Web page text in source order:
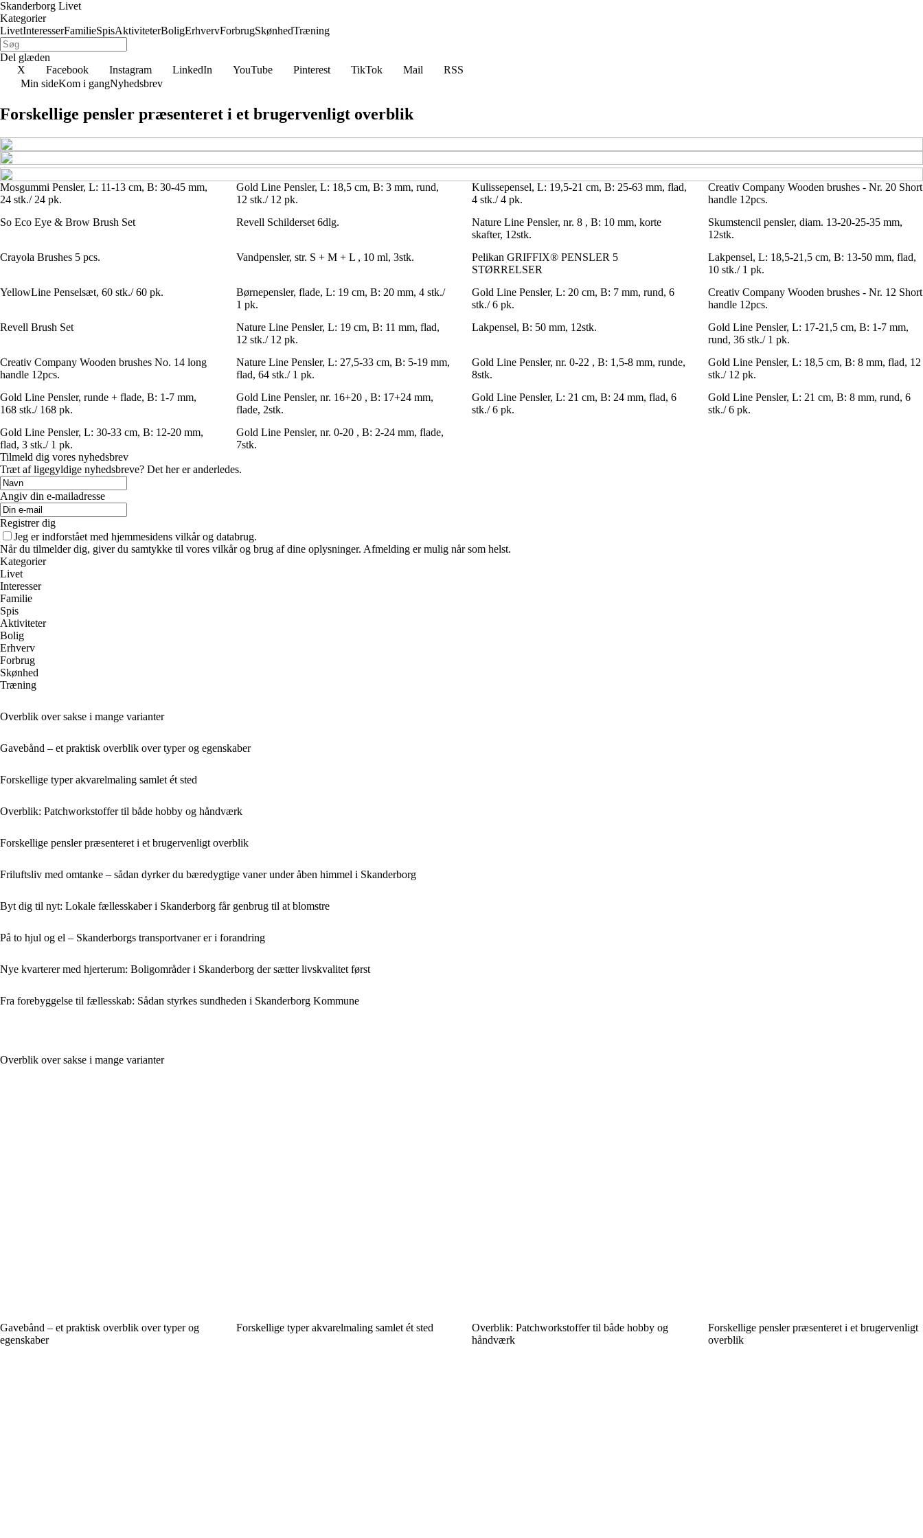
Skanderborg Livet
Kategorier
LivetInteresserFamilieSpisAktiviteterBoligErhvervForbrugSkønhedTræning
Del glæden
X
Facebook Instagram LinkedIn YouTube Pinterest TikTok Mail
RSS
Min sideKom i gangNyhedsbrev
Forskellige pensler præsenteret i et brugervenligt overblik
Mosgummi Pensler, L: 11-13 cm, B: 30-45 mm,
24 stk./ 24 pk.
Gold Line Pensler, L: 18,5 cm, B: 3 mm, rund,
12 stk./ 12 pk.
Kulissepensel, L: 19,5-21 cm, B: 25-63 mm, flad,
4 stk./ 4 pk.
Creativ Company Wooden brushes - Nr. 20 Short
handle 12pcs.
So Eco Eye & Brow Brush Set
Revell Schilderset 6dlg.
Nature Line Pensler, nr. 8 , B: 10 mm, korte
skafter, 12stk.
Skumstencil pensler, diam. 13-20-25-35 mm,
12stk.
Crayola Brushes 5 pcs.
Vandpensler, str. S + M + L , 10 ml, 3stk.
Pelikan GRIFFIX® PENSLER 5
STØRRELSER
Lakpensel, L: 18,5-21,5 cm, B: 13-50 mm, flad,
10 stk./ 1 pk.
YellowLine Penselsæt, 60 stk./ 60 pk.
Børnepensler, flade, L: 19 cm, B: 20 mm, 4 stk./
1 pk.
Gold Line Pensler, L: 20 cm, B: 7 mm, rund, 6
stk./ 6 pk.
Creativ Company Wooden brushes - Nr. 12 Short
handle 12pcs.
Revell Brush Set
Nature Line Pensler, L: 19 cm, B: 11 mm, flad,
12 stk./ 12 pk.
Lakpensel, B: 50 mm, 12stk.
Gold Line Pensler, L: 17-21,5 cm, B: 1-7 mm,
rund, 36 stk./ 1 pk.
Creativ Company Wooden brushes No. 14 long
handle 12pcs.
Nature Line Pensler, L: 27,5-33 cm, B: 5-19 mm,
flad, 64 stk./ 1 pk.
Gold Line Pensler, nr. 0-22 , B: 1,5-8 mm, runde,
8stk.
Gold Line Pensler, L: 18,5 cm, B: 8 mm, flad, 12
stk./ 12 pk.
Gold Line Pensler, runde + flade, B: 1-7 mm,
168 stk./ 168 pk.
Gold Line Pensler, nr. 16+20 , B: 17+24 mm,
flade, 2stk.
Gold Line Pensler, L: 21 cm, B: 24 mm, flad, 6
stk./ 6 pk.
Gold Line Pensler, L: 21 cm, B: 8 mm, rund, 6
stk./ 6 pk.
Gold Line Pensler, L: 30-33 cm, B: 12-20 mm,
flad, 3 stk./ 1 pk.
Gold Line Pensler, nr. 0-20 , B: 2-24 mm, flade,
7stk.
Tilmeld dig vores nyhedsbrev
Træt af ligegyldige nyhedsbreve? Det her er anderledes.
Angiv din e-mailadresse
Registrer dig
Jeg er indforstået med hjemmesidens vilkår og databrug.
Når du tilmelder dig, giver du samtykke til vores vilkår og brug af dine oplysninger. Afmelding er mulig når som helst.
Kategorier
Livet
Interesser
Familie
Spis
Aktiviteter
Bolig
Erhverv
Forbrug
Skønhed
Træning
Overblik over sakse i mange varianter
Gavebånd – et praktisk overblik over typer og egenskaber
Forskellige typer akvarelmaling samlet ét sted
Overblik: Patchworkstoffer til både hobby og håndværk
Forskellige pensler præsenteret i et brugervenligt overblik
Friluftsliv med omtanke – sådan dyrker du bæredygtige vaner under åben himmel i Skanderborg
Byt dig til nyt: Lokale fællesskaber i Skanderborg får genbrug til at blomstre
På to hjul og el – Skanderborgs transportvaner er i forandring
Nye kvarterer med hjerterum: Boligområder i Skanderborg der sætter livskvalitet først
Fra forebyggelse til fællesskab: Sådan styrkes sundheden i Skanderborg Kommune
Overblik over sakse i mange varianter
Gavebånd – et praktisk overblik over typer og
egenskaber
Forskellige typer akvarelmaling samlet ét sted
Overblik: Patchworkstoffer til både hobby og
håndværk
Forskellige pensler præsenteret i et brugervenligt
overblik